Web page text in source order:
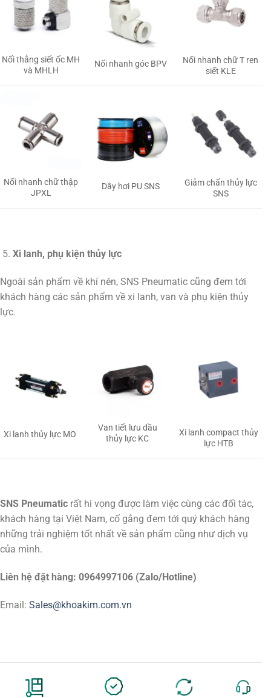
Nối thẳng siết ốc MH
và MHLH
Nối nhanh góc BPV
Nối nhanh chữ T ren
siết KLE
Nối nhanh chữ thập
JPXL
Dây hơi PU SNS
Giảm chấn thủy lực
SNS
Xi lanh, phụ kiện thủy lực
Ngoài sản phẩm về khí nén, SNS Pneumatic cũng đem tới
khách hàng các sản phẩm về xi lanh, van và phụ kiện thủy
lực.
Xi lanh thủy lực MO
Van tiết lưu dầu
thủy lực KC
Xi lanh compact thủy
lực HTB
SNS Pneumatic rất hi vọng được làm việc cùng các đối tác,
khách hàng tại Việt Nam, cố gắng đem tới quý khách hàng
những trải nghiệm tốt nhất về sản phẩm cũng như dịch vụ
của mình.
Liên hệ đặt hàng: 0964997106 (Zalo/Hotline)
Email: Sales@khoakim.com.vn